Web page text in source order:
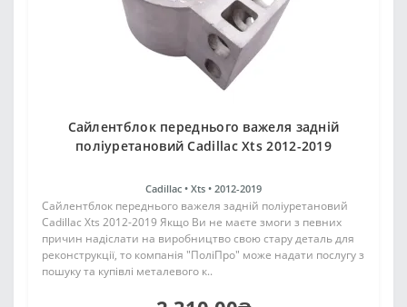
Сайлентблок переднього важеля задній
поліуретановий Cadillac Xts 2012-2019
Cadillac • Xts • 2012-2019
Сайлентблок переднього важеля задній поліуретановий
Cadillac Xts 2012-2019 Якщо Ви не маєте змоги з певних
причин надіслати на виробництво свою стару деталь для
реконструкції, то компанія "ПоліПро" може надати послугу з
пошуку та купівлі металевого к..